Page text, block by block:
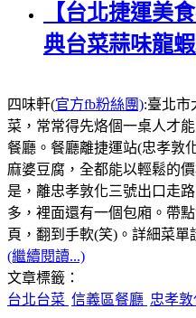
【台北捷運美
典台菜蒜味龍
四味軒(官方fb粉絲團):臺北市
菜，常常得先烙個一桌人才
餐廳。餐廳離捷運站(忠孝敦
麻婆豆腐，全都能以輕鬆的
是，離忠孝敦化三號出口走
多，裡面還有一個包廂。帶
頁，翻到手軟(笑)。詳細菜單
(繼續閱讀...)
文章標籤：
台北台菜 信義區餐廳 忠孝